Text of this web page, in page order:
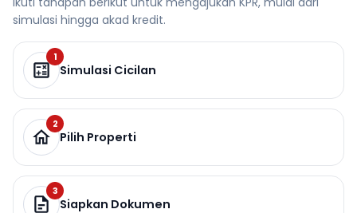
simulasi hingga akad kredit.
1
Simulasi Cicilan
2
Pilih Properti
3
Siapkan Dokumen